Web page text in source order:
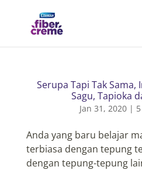
Serupa Tapi Tak Sama,
Sagu, Tapioka
Jan 31, 2020 |
Anda yang baru belajar
terbiasa dengan tepung
dengan tepung-tepung